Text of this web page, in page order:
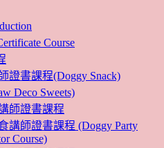
Course
證書課程(Doggy Snack)
Deco Sweets)
師證書課程
講師證書課程 (Doggy Party
Course)